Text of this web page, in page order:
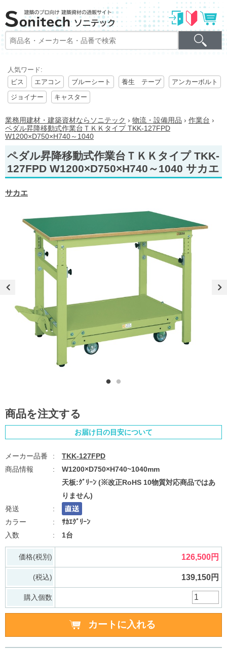
人気ワード:
ビス
エアコン ブルーシート 養生 テープ
アンカーボルト
ジョイナー
キャスター
業務用建材・建築資材ならソニテック › 物流・設備用品 › 作業台 ›
ペダル昇降移動式作業台ＴＫＫタイプ TKK-127FPD
W1200×D750×H740～1040
ペダル昇降移動式作業台ＴＫＫタイプ TKK-
127FPD W1200×D750×H740～1040 サカエ
サカエ
商品を注文する
お届け日の目安について
TKK-127FPD
W1200×D750×H740~1040mm
天板:ｸﾞﾘｰﾝ (※改正RoHS 10物質対応商品ではあ
りません)
ｻｶｴｸﾞﾘｰﾝ
1台
価格(税別) 126,500円
(税込) 139,150円
購入個数